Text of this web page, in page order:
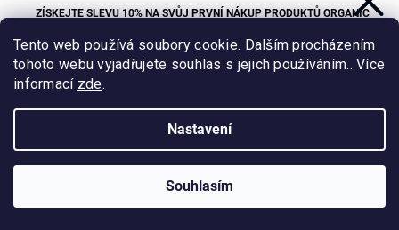
Tento web používá soubory cookie. Dalším procházením
tohoto webu vyjadřujete souhlas s jejich používáním.. Více
informací zde.
Nastavení
Souhlasím
Vážení klienti, vzhledem k vysokým letním teplotám
nedoporučujeme doručovat zboží do Z-Boxů (Packeta). Pro
zachování kvality zboží volte prosím doručení na výdejní místa
nebo přímo na adresu. V těchto případech nepřebíráme
kyselinou hyaluronovou a niacinamidem.
ZÍSKEJTE SLEVU 10% NA SVŮJ PRVNÍ NÁKUP PRODUKTŮ ORGANIC
Sleva se nevztahuje na již zlevněné produkty.
CHCI SLEVU
Zásady zpracování osobních údajů